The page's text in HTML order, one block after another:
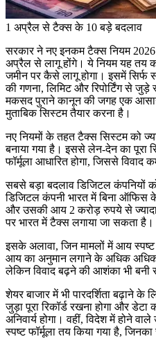
1 अप्रैल से टैक्स के 10 बड़े बदलाव
सरकार ने नए इनकम टैक्स नियम
अप्रैल से लागू होंगे। ये नियम यह तय
जमीन पर कैसे लागू होगा। इसमें सिर्फ
की गणना, लिमिट और रिपोर्टिंग से जुड़े
मकसद पुराने कानून की जगह एक
मुताबिक सिस्टम तैयार करना है।
नए नियमों के तहत टैक्स सिस्टम को
बनाया गया है। इससे लेन-देन का पूरा
फॉर्मूला आधारित होगा, जिससे विवाद
सबसे बड़ा बदलाव डिजिटल कंपनियों
डिजिटल कंपनी भारत में बिना ऑफिस
और उसकी आय 2 करोड़ रुपये से
पर भारत में टैक्स लगाया जा सकता है।
इसके अलावा, जिन मामलों में आय स्पष्ट
आय का अनुमान लगाने के अधिक
लेकिन विवाद बढ़ने की आशंका भी बनी
शेयर बाजार में भी पारदर्शिता बढ़ाने
जुड़ा पूरा रिकॉर्ड रखना होगा और
अनिवार्य होगा। वहीं, विदेश में होने
स्पष्ट फॉर्मूला तय किया गया है,